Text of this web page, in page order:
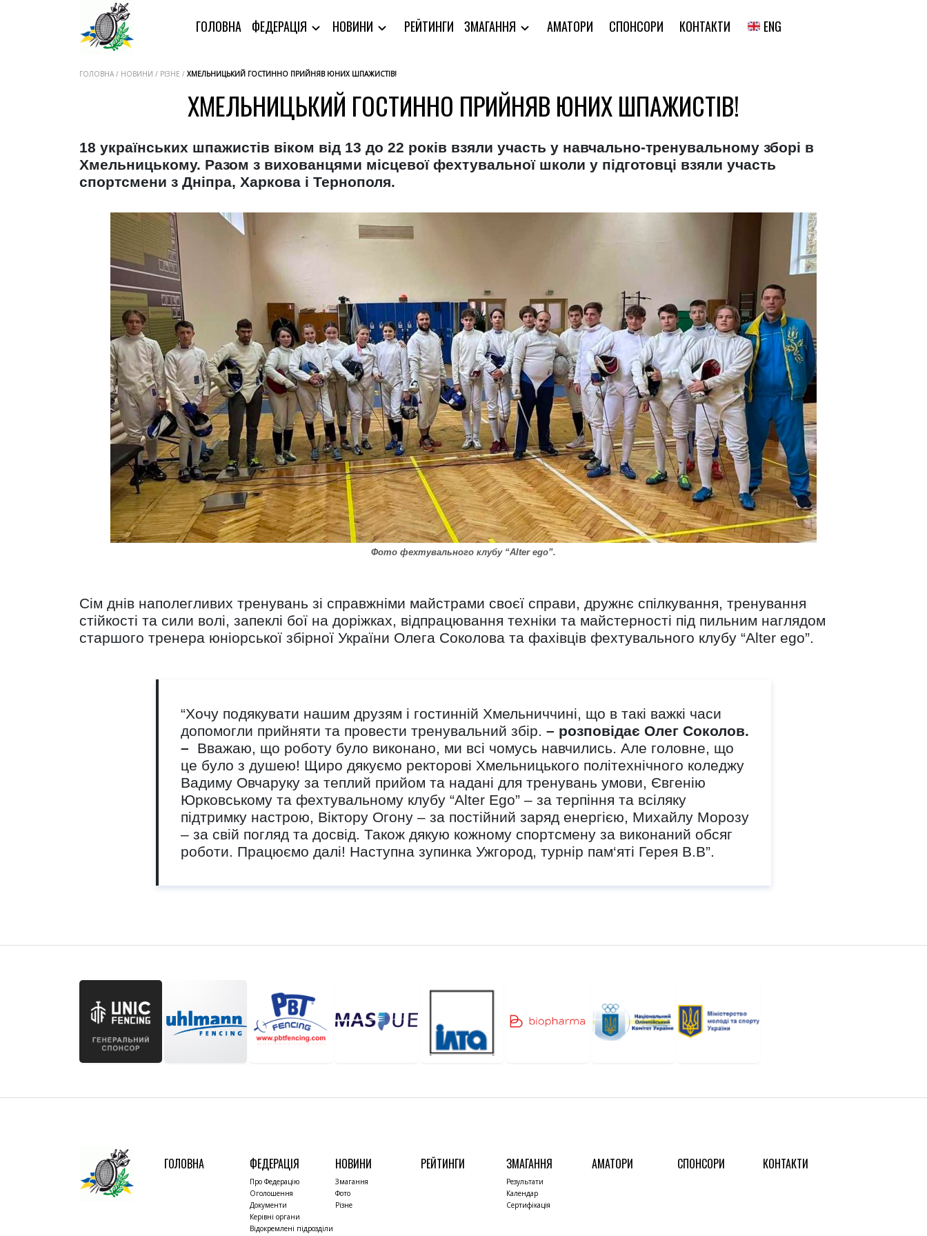
ГОЛОВНА ФЕДЕРАЦІЯ НОВИНИ РЕЙТИНГИ ЗМАГАННЯ АМАТОРИ СПОНСОРИ КОНТАКТИ ENG
ГОЛОВНА / НОВИНИ / РІЗНЕ / ХМЕЛЬНИЦЬКИЙ ГОСТИННО ПРИЙНЯВ ЮНИХ ШПАЖИСТІВ!
ХМЕЛЬНИЦЬКИЙ ГОСТИННО ПРИЙНЯВ ЮНИХ ШПАЖИСТІВ!
18 українських шпажистів віком від 13 до 22 років взяли участь у навчально-тренувальному зборі в
Хмельницькому. Разом з вихованцями місцевої фехтувальної школи у підготовці взяли участь
спортсмени з Дніпра, Харкова і Тернополя.
Фото фехтувального клубу “Alter ego”.
Сім днів наполегливих тренувань зі справжніми майстрами своєї справи, дружнє спілкування, тренування
стійкості та сили волі, запеклі бої на доріжках, відпрацювання техніки та майстерності під пильним наглядом
старшого тренера юніорської збірної України Олега Соколова та фахівців фехтувального клубу “Alter ego”.
“Хочу подякувати нашим друзям і гостинній Хмельниччині, що в такі важкі часи
допомогли прийняти та провести тренувальний збір. – розповідає Олег Соколов.
– Вважаю, що роботу було виконано, ми всі чомусь навчились. Але головне, що
це було з душею! Щиро дякуємо ректорові Хмельницького політехнічного коледжу
Вадиму Овчаруку за теплий прийом та надані для тренувань умови, Євгенію
Юрковському та фехтувальному клубу “Alter Ego” – за терпіння та всіляку
підтримку настрою, Віктору Огону – за постійний заряд енергією, Михайлу Морозу
– за свій погляд та досвід. Також дякую кожному спортсмену за виконаний обсяг
роботи. Працюємо далі! Наступна зупинка Ужгород, турнір пам‘яті Герея В.В”.
ГОЛОВНА ФЕДЕРАЦІЯ
Про Федерацію
Оголошення
Документи
Керівні органи
Відокремлені підрозділи
НОВИНИ
Змагання
Фото
Різне
РЕЙТИНГИ ЗМАГАННЯ
Результати
Календар
Сертифікація
АМАТОРИ СПОНСОРИ КОНТАКТИ